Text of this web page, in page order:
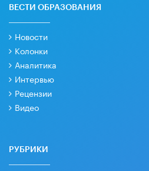
ВЕСТИ ОБРАЗОВАНИЯ
Новости
Колонки
Аналитика
Интервью
Рецензии
Видео
РУБРИКИ